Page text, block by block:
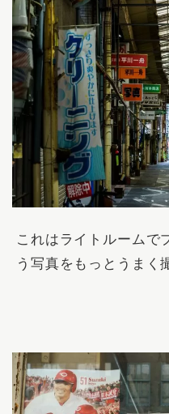
これはライトルームで
う写真をもっとうまく